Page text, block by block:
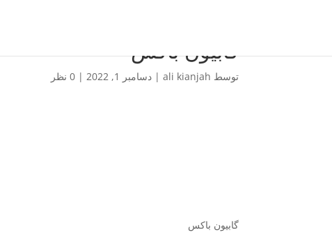
گابیون باکس
توسط ali kianjah
|دسامبر 1, 2022 |0 نظر
گابیون باکس